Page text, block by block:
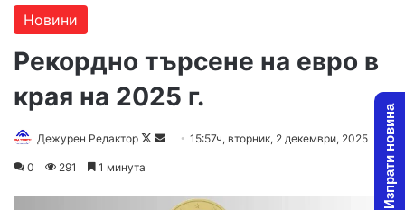
Новини
Рекордно търсене на евро в
края на 2025 г.
Дежурен Редактор
Follow
Send15:57ч, вторник, 2 декември, 2025
0 291 1 минута Изпрати новина